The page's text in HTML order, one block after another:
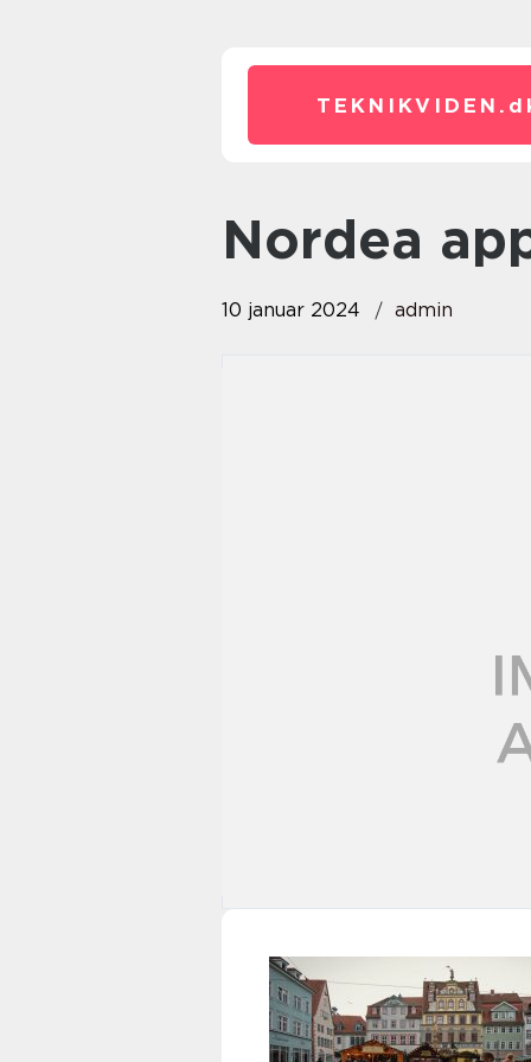
TEKNIKVIDEN.
nordea
10 januar 2024 admin